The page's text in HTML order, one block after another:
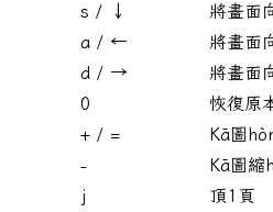
s / ↓
將畫面
a / ←
將畫面
d / →
將畫面
0
恢復原
+ / =
Kā圖
-
Kā圖縮
j
頂1頁